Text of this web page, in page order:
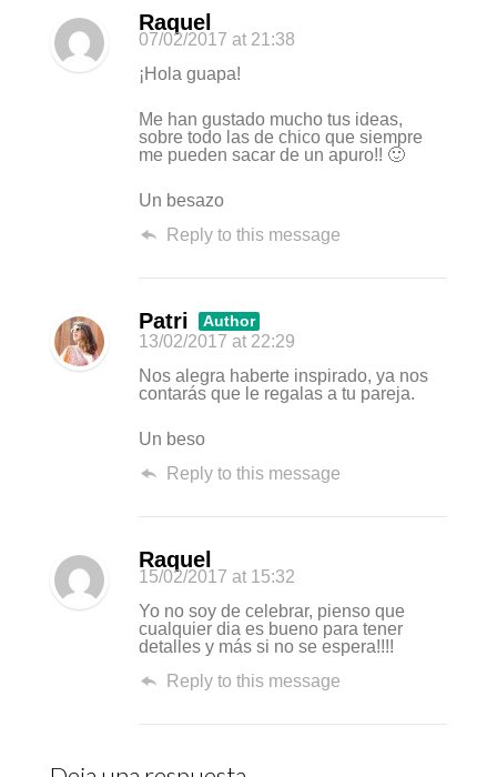
Raquel
07/02/2017 at 21:38
¡Hola guapa!
Me han gustado mucho tus ideas,
sobre todo las de chico que siempre
me pueden sacar de un apuro!! 🙂
Un besazo
Reply to this message
Patri Author
13/02/2017 at 22:29
Nos alegra haberte inspirado, ya nos
contarás que le regalas a tu pareja.
Un beso
Reply to this message
Raquel
15/02/2017 at 15:32
Yo no soy de celebrar, pienso que
cualquier dia es bueno para tener
detalles y más si no se espera!!!!
Reply to this message